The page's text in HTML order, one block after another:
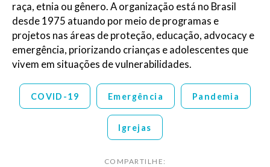
raça, etnia ou gênero. A organização está no Brasil
desde 1975 atuando por meio de programas e
projetos nas áreas de proteção, educação, advocacy e
emergência, priorizando crianças e adolescentes que
vivem em situações de vulnerabilidades.
COVID-19 Emergência Pandemia
Igrejas
COMPARTILHE: